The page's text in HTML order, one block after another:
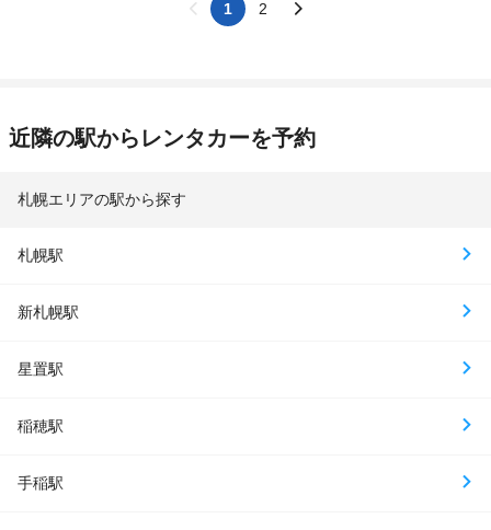
1 2
近隣の駅からレンタカーを予約
札幌エリアの駅から探す
札幌駅
新札幌駅
星置駅
稲穂駅
手稲駅